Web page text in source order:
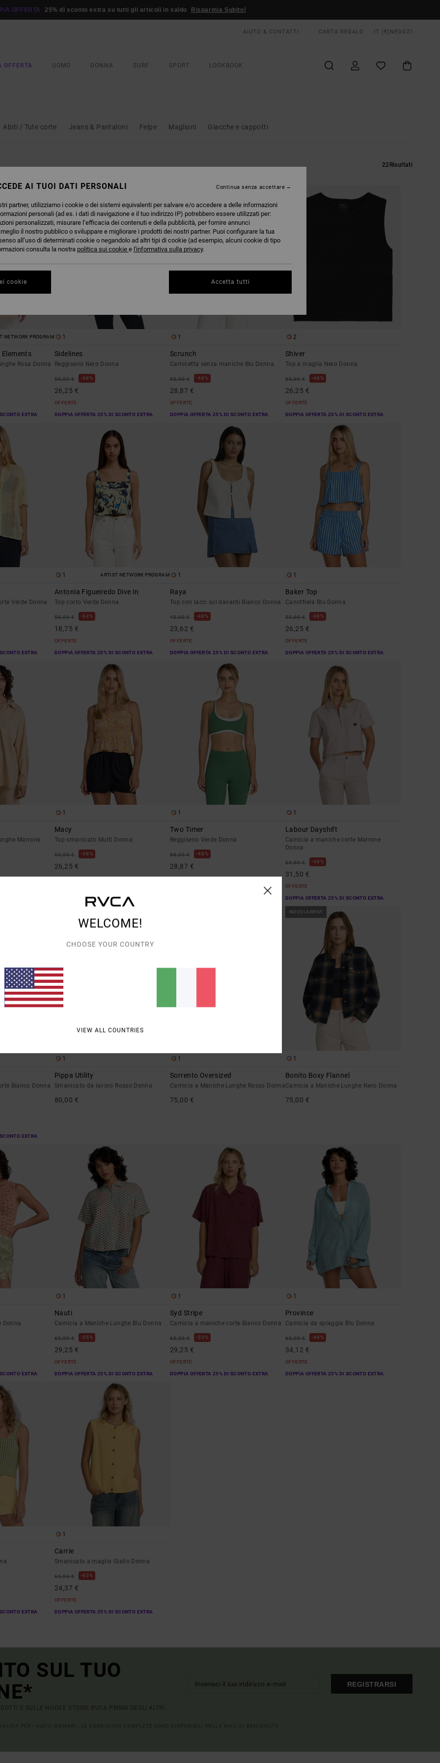
OFFERTA 25% di sconto extra su tutti gli articoli in saldo Risparmia Subito!
AIUTO & CONTATTI CARTA REGALO IT (€) NEGOZI
OFFERTA UOMO DONNA SURF SPORT LOOKBOOK
Abiti / Tute corte Jeans & Pantaloni Felpe Maglioni Giacche e cappotti
22 Risultati
NETWORK PROGRAM
Rosa Donna
EXTRA
1
Sidelines
Reggiseno Nero Donna
50,00 € 48%
26,25 €
OFFERTE
DOPPIA OFFERTA 25% DI SCONTO EXTRA
1
Scrunch
Camicetta senza maniche Blu Donna
55,00 € 48%
28,87 €
OFFERTE
DOPPIA OFFERTA 25% DI SCONTO EXTRA
2
Shiver
Top a maglia Nero Donna
50,00 € 48%
26,25 €
OFFERTE
DOPPIA OFFERTA 25% DI SCONTO EXTRA
Verde Donna
EXTRA
1 ARTIST NETWORK PROGRAM
Antonia Figueiredo Dive In
Top corto Verde Donna
50,00 € 63%
18,75 €
OFFERTE
DOPPIA OFFERTA 25% DI SCONTO EXTRA
1
Raya
Top con lacci sul davanti Bianco Donna
45,00 € 48%
23,62 €
OFFERTE
DOPPIA OFFERTA 25% DI SCONTO EXTRA
1
Baker Top
Canottiera Blu Donna
50,00 € 48%
26,25 €
OFFERTE
DOPPIA OFFERTA 25% DI SCONTO EXTRA
Marrone
1
Macy
Top smanicato Multi Donna
50,00 € 48%
26,25 €
1
Two Timer
Reggiseno Verde Donna
55,00 € 48%
28,87 €
DOPPIA OFFERTA 25% DI SCONTO EXTRA
1
Labour Dayshift
Camicia a maniche corte Marrone
Donna
60,00 € 48%
31,50 €
OFFERTE
DOPPIA OFFERTA 25% DI SCONTO EXTRA
Bianco Donna
EXTRA
1
Pippa Utility
Smanicato da lavoro Rosso Donna
80,00 €
1
Sorrento Oversized
Camicia a Maniche Lunghe Rosso Donna
75,00 €
NUOVI ARRIVI
1
Bonito Boxy Flannel
Camicia a Maniche Lunghe Nero Donna
75,00 €
Donna
EXTRA
1
Nauti
Camicia a Maniche Lunghe Blu Donna
65,00 € 55%
29,25 €
OFFERTE
DOPPIA OFFERTA 25% DI SCONTO EXTRA
1
Syd Stripe
Camicia a maniche corte Bianco Donna
65,00 € 55%
29,25 €
OFFERTE
DOPPIA OFFERTA 25% DI SCONTO EXTRA
1
Province
Camicia da spiaggia Blu Donna
65,00 € 48%
34,12 €
OFFERTE
DOPPIA OFFERTA 25% DI SCONTO EXTRA
EXTRA
1
Carrie
Smanicato a maglia Giallo Donna
65,00 € 63%
24,37 €
OFFERTE
DOPPIA OFFERTA 25% DI SCONTO EXTRA
SUL TUO
E SULLE NUOVE STORIE RVCA PRIMA DEGLI ALTRI.
REGISTRARSI
WELCOME!
CHOOSE YOUR COUNTRY
VIEW ALL COUNTRIES
AI TUOI DATI PERSONALI
partner, utilizziamo i cookie o dei sistemi equivalenti per salvare e/o accedere a delle informazioni
personali (ad es. i dati di navigazione e il tuo indirizzo IP) potrebbero essere utilizzati per:
personalizzati, misurare l’efficacia dei contenuti e della pubblicità, per fornire annunci
il nostro pubblico o sviluppare e migliorare i prodotti dei nostri partner. Puoi configurare la tua
all’uso di determinati cookie o negandolo ad altri tipi di cookie (ad esempio, alcuni cookie di tipo
consulta la nostra politica sui cookie e l'informativa sulla privacy.
cookie
Continua senza accettare
Accetta tutti